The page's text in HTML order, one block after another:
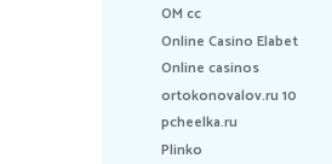
OM cc
Online Casino Elabet
Online casinos
ortokonovalov.ru 10
pcheelka.ru
Plinko